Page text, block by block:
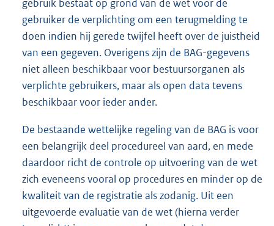
gebruik bestaat op grond van de wet voor de
gebruiker de verplichting om een terugmelding te
doen indien hij gerede twijfel heeft over de juistheid
van een gegeven. Overigens zijn de BAG-gegevens
niet alleen beschikbaar voor bestuursorganen als
verplichte gebruikers, maar als open data tevens
beschikbaar voor ieder ander.
De bestaande wettelijke regeling van de BAG is voor
een belangrijk deel procedureel van aard, en mede
daardoor richt de controle op uitvoering van de wet
zich eveneens vooral op procedures en minder op de
kwaliteit van de registratie als zodanig. Uit een
uitgevoerde evaluatie van de wet (hierna verder